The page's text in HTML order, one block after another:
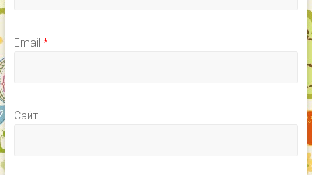
Email *
Сайт